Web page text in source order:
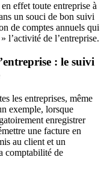
effet toute entreprise à
un souci de bon suivi
de comptes annuels qui
l’activité de l’entreprise.
: le suivi
les entreprises, même
exemple, lorsque
enregistrer
une facture en
au client et un
comptabilité de